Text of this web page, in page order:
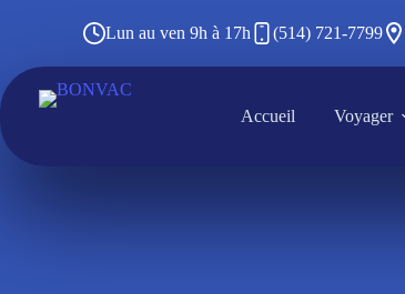
Lun au ven 9h à 17h (514) 721-7799
Accueil Voyager